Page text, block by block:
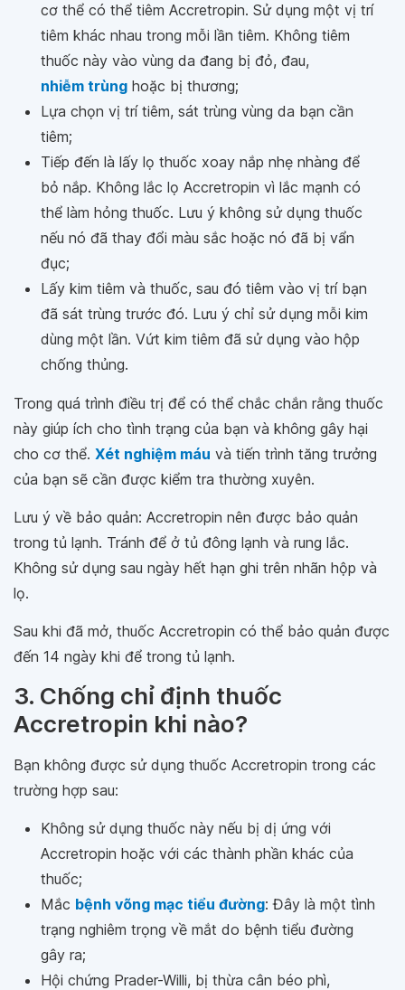
cơ thể có thể tiêm Accretropin. Sử dụng một vị trí
tiêm khác nhau trong mỗi lần tiêm. Không tiêm
thuốc này vào vùng da đang bị đỏ, đau,
nhiễm trùng hoặc bị thương;
Lựa chọn vị trí tiêm, sát trùng vùng da bạn cần
tiêm;
Tiếp đến là lấy lọ thuốc xoay nắp nhẹ nhàng để
bỏ nắp. Không lắc lọ Accretropin vì lắc mạnh có
thể làm hỏng thuốc. Lưu ý không sử dụng thuốc
nếu nó đã thay đổi màu sắc hoặc nó đã bị vẩn
đục;
Lấy kim tiêm và thuốc, sau đó tiêm vào vị trí bạn
đã sát trùng trước đó. Lưu ý chỉ sử dụng mỗi kim
dùng một lần. Vứt kim tiêm đã sử dụng vào hộp
chống thủng.
Trong quá trình điều trị để có thể chắc chắn rằng thuốc
này giúp ích cho tình trạng của bạn và không gây hại
cho cơ thể. Xét nghiệm máu và tiến trình tăng trưởng
của bạn sẽ cần được kiểm tra thường xuyên.
Lưu ý về bảo quản: Accretropin nên được bảo quản
trong tủ lạnh. Tránh để ở tủ đông lạnh và rung lắc.
Không sử dụng sau ngày hết hạn ghi trên nhãn hộp và
lọ.
Sau khi đã mở, thuốc Accretropin có thể bảo quản được
đến 14 ngày khi để trong tủ lạnh.
3. Chống chỉ định thuốc
Accretropin khi nào?
Bạn không được sử dụng thuốc Accretropin trong các
trường hợp sau:
Không sử dụng thuốc này nếu bị dị ứng với
Accretropin hoặc với các thành phần khác của
thuốc;
Mắc bệnh võng mạc tiểu đường: Đây là một tình
trạng nghiêm trọng về mắt do bệnh tiểu đường
gây ra;
Hội chứng Prader-Willi, bị thừa cân béo phì,